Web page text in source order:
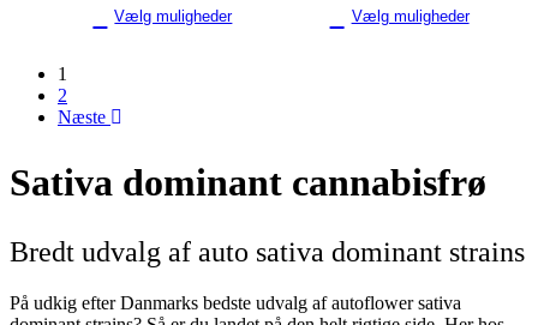
Vælg muligheder Vælg muligheder
1
2
Næste
Sativa dominant cannabisfrø
Bredt udvalg af auto sativa dominant strains
På udkig efter Danmarks bedste udvalg af autoflower sativa